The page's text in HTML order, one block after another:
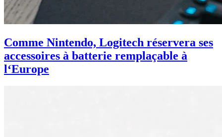
Comme Nintendo, Logitech réservera ses
accessoires à batterie remplaçable à
l‘Europe